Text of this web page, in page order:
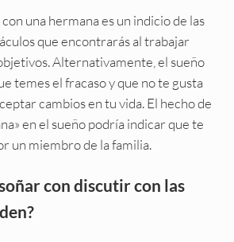
una hermana es un indicio de las
que encontrarás al trabajar
Alternativamente, el sueño
temes el fracaso y que no te gusta
cambios en tu vida. El hecho de
en el sueño podría indicar que te
un miembro de la familia.
con discutir con las